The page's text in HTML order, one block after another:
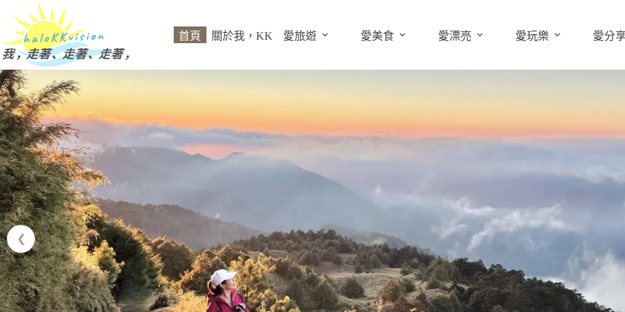
主
要
內
容
首頁 關於我，KK 愛旅遊 愛美食 愛漂亮 愛玩樂 愛分